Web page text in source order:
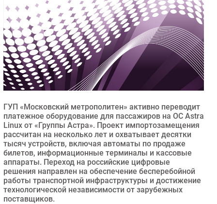
Outsourcing
Кадры
Регулирование
Финансы
Web
Безопасность
Инновации
CIO/Управление ИТ
Гаджеты
Здоровье
РАЗДЕЛЫ
Новости
Аналитика
ГУП «Московский метрополитен» активно переводит
платежное оборудование для пассажиров на ОС Astra
Linux от «Группы Астра». Проект импортозамещения
рассчитан на несколько лет и охватывает десятки
тысяч устройств, включая автоматы по продаже
билетов, информационные терминалы и кассовые
аппараты. Переход на российские цифровые
решения направлен на обеспечение бесперебойной
работы транспортной инфраструктуры и достижение
технологической независимости от зарубежных
поставщиков.